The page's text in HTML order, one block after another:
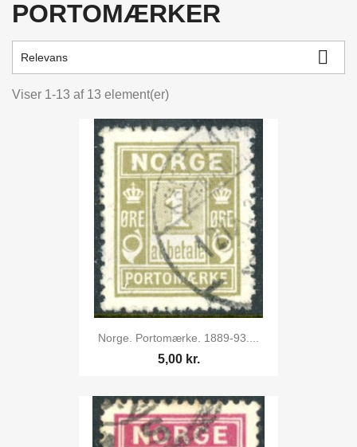
PORTOMÆRKER
Relevans 
Viser 1-13 af 13 element(er)
Norge. Portomærke. 1889-93....
5,00 kr.